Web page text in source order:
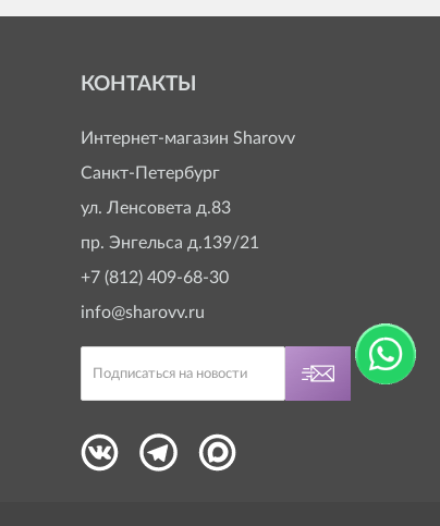
КОНТАКТЫ
Интернет-магазин Sharovv
Санкт-Петербург
ул. Ленсовета д.83
пр. Энгельса д.139/21
+7 (812) 409-68-30
info@sharovv.ru